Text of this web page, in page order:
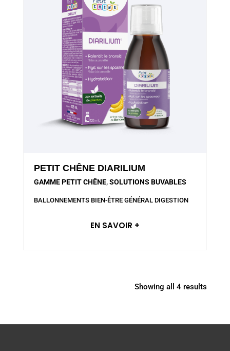
PETIT CHÊNE DIARILIUM
GAMME PETIT CHÊNE,SOLUTIONS BUVABLES
BALLONNEMENTS BIEN-ÊTRE GÉNÉRAL DIGESTION
EN SAVOIR +
Showing all 4 results